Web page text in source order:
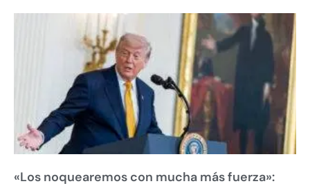
«Los noquearemos con mucha más fuerza»: